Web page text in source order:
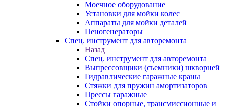
Моечное оборудование
Установки для мойки колес
Аппараты для мойки деталей
Пеногенераторы
Спец. инструмент для авторемонта
Назад
Спец. инструмент для авторемонта
Выпрессовщики (съемники) шкворней
Гидравлические гаражные краны
Стяжки для пружин амортизаторов
Прессы гаражные
Стойки опорные, трансмиссионные и